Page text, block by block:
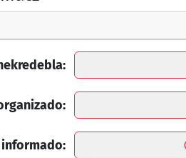
informado: